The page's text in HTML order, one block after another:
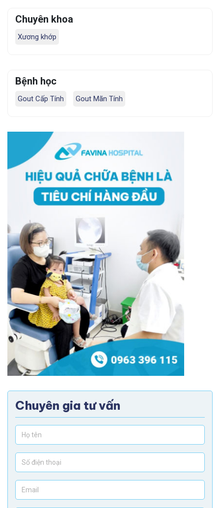
Chuyên khoa
Xương khớp
Bệnh học
Gout Cấp Tính Gout Mãn Tính
Chuyên gia tư vấn